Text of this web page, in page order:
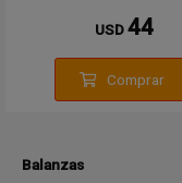
Balanzas
USD 44
Comprar